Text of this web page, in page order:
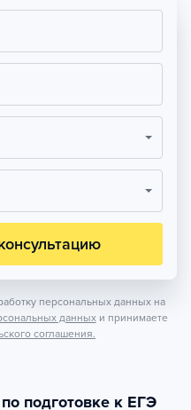
персональных данных на
данных и принимаете
соглашения.
подготовке к ЕГЭ